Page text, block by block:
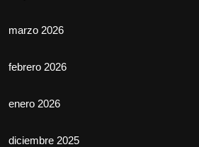
marzo 2026
febrero 2026
enero 2026
diciembre 2025